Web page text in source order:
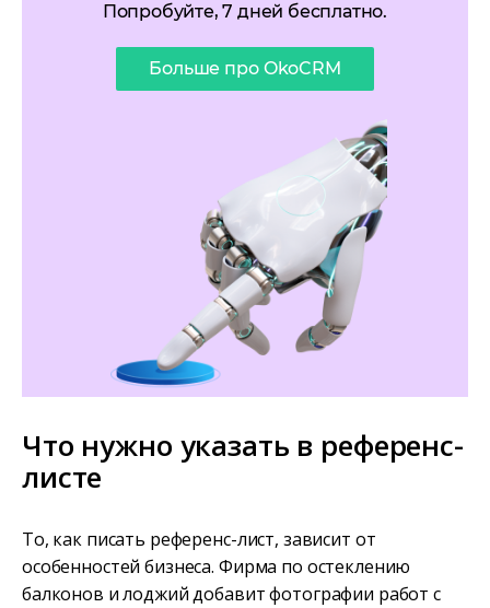
Попробуйте, 7 дней бесплатно.
Больше про OkoCRM
Что нужно указать в референс-
листе
То, как писать референс-лист, зависит от
особенностей бизнеса. Фирма по остеклению
балконов и лоджий добавит фотографии работ с